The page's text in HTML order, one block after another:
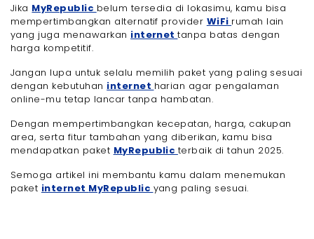
Jika MyRepublic belum tersedia di lokasimu, kamu bisa
mempertimbangkan alternatif provider WiFi rumah lain
yang juga menawarkan internettanpa batas dengan
harga kompetitif.
Jangan lupa untuk selalu memilih paket yang paling sesuai
dengan kebutuhan internet harian agar pengalaman
online-mu tetap lancar tanpa hambatan.
Dengan mempertimbangkan kecepatan, harga, cakupan
area, serta fitur tambahan yang diberikan, kamu bisa
mendapatkan paket MyRepublic terbaik di tahun 2025.
Semoga artikel ini membantu kamu dalam menemukan
paket internet MyRepublic yang paling sesuai.